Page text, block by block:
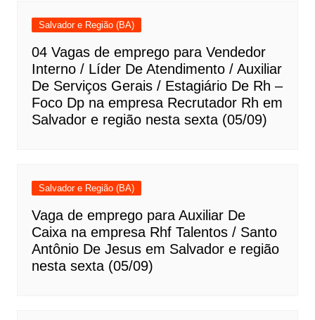
Salvador e Região (BA)
04 Vagas de emprego para Vendedor
Interno / Líder De Atendimento / Auxiliar
De Serviços Gerais / Estagiário De Rh –
Foco Dp na empresa Recrutador Rh em
Salvador e região nesta sexta (05/09)
Salvador e Região (BA)
Vaga de emprego para Auxiliar De
Caixa na empresa Rhf Talentos / Santo
Antônio De Jesus em Salvador e região
nesta sexta (05/09)